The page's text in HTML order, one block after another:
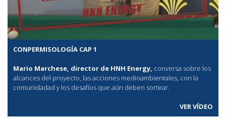
CONPERMISOLOGÍA CAP 1
Mario Marchese, director de HNH Energy, conversa sobre los
alcances del proyecto, las acciones medioambientales, con la
comunidadad y los desafíos que aún deben sortear.
VER VÍDEO